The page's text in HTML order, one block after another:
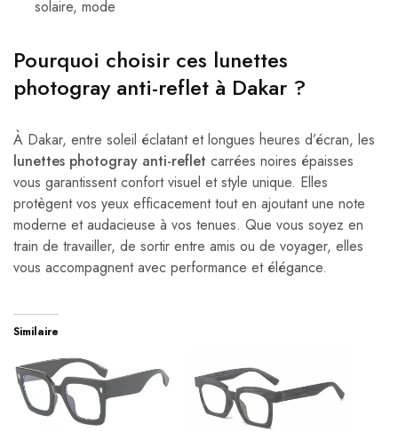
solaire, mode
Pourquoi choisir ces lunettes
photogray anti-reflet à Dakar ?
À Dakar, entre soleil éclatant et longues heures d’écran, les
lunettes photogray anti-reflet carrées noires épaisses
vous garantissent confort visuel et style unique. Elles
protègent vos yeux efficacement tout en ajoutant une note
moderne et audacieuse à vos tenues. Que vous soyez en
train de travailler, de sortir entre amis ou de voyager, elles
vous accompagnent avec performance et élégance.
Similaire